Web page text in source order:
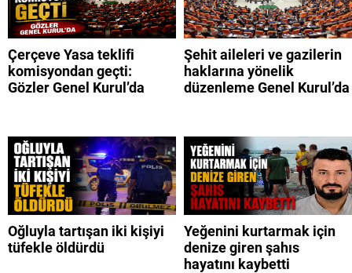
Çerçeve Yasa teklifi
komisyondan geçti:
Gözler Genel Kurul’da
Şehit aileleri ve gazilerin
haklarına yönelik
düzenleme Genel Kurul’da
Oğluyla tartışan iki kişiyi
tüfekle öldürdü
Yeğenini kurtarmak için
denize giren şahıs
hayatını kaybetti